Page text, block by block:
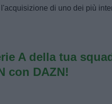
di uno dei più
A della tua
con DAZN!